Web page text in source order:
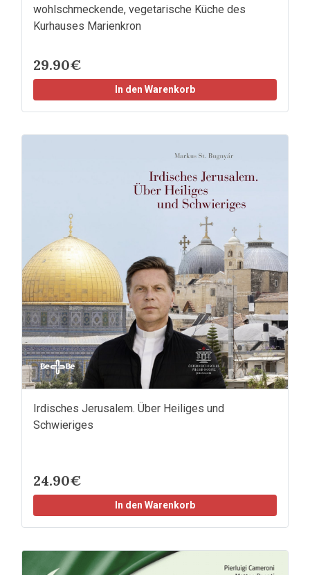
wohlschmeckende, vegetarische Küche des
Kurhauses Marienkron
29.90€
In den Warenkorb
Irdisches Jerusalem. Über Heiliges und
Schwieriges
24.90€
In den Warenkorb